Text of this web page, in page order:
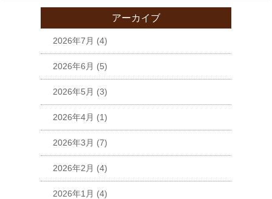
アーカイブ
2026年7月 (4)
2026年6月 (5)
2026年5月 (3)
2026年4月 (1)
2026年3月 (7)
2026年2月 (4)
2026年1月 (4)